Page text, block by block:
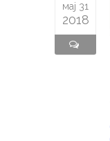
мај 31
2018